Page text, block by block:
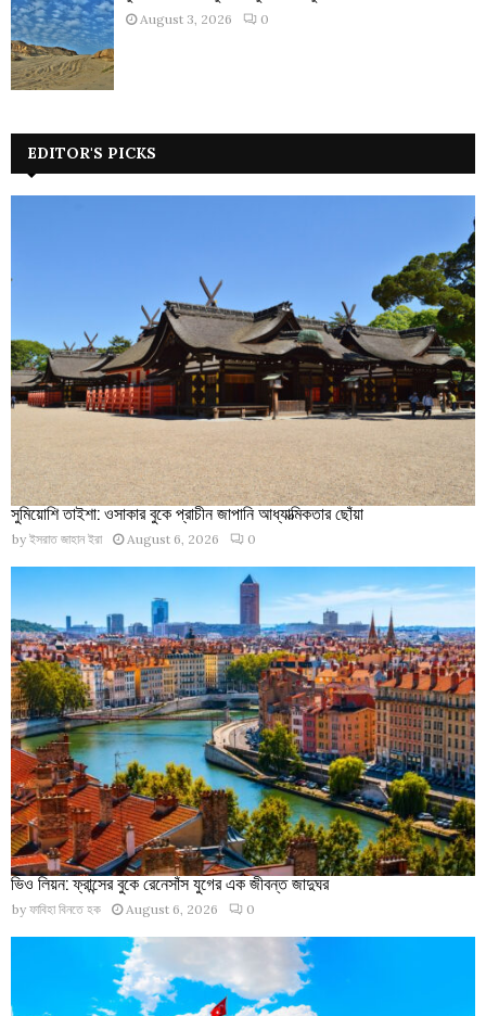
August 3, 2026 0
EDITOR'S PICKS
সুমিয়োশি তাইশা: ওসাকার বুকে প্রাচীন জাপানি আধ্যাত্মিকতার ছোঁয়া
by ইসরাত জাহান ইরা August 6, 2026 0
ভিও লিয়ন: ফ্রান্সের বুকে রেনেসাঁস যুগের এক জীবন্ত জাদুঘর
by ফাবিহা বিনতে হক August 6, 2026 0